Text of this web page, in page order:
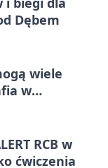
Dębem
wiele
w
RCB w
ćwiczenia